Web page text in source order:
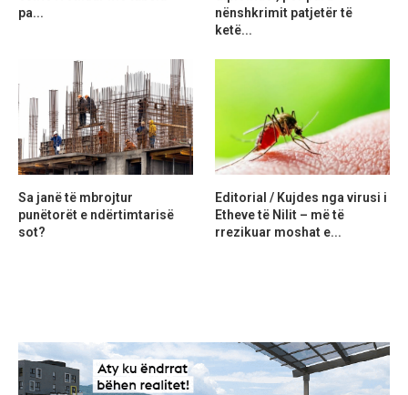
pa...
nënshkrimit patjetër të
ketë...
Sa janë të mbrojtur
punëtorët e ndërtimtarisë
sot?
Editorial / Kujdes nga virusi i
Etheve të Nilit – më të
rrezikuar moshat e...